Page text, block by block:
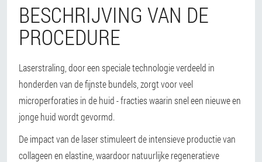
BESCHRIJVING VAN DE
PROCEDURE
Laserstraling, door een speciale technologie verdeeld in
honderden van de fijnste bundels, zorgt voor veel
microperforaties in de huid - fracties waarin snel een nieuwe en
jonge huid wordt gevormd.
De impact van de laser stimuleert de intensieve productie van
collageen en elastine, waardoor natuurlijke regeneratieve